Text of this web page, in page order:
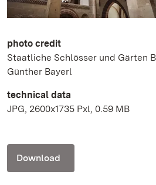
photo credit
Staatliche Schlösser und Gärten
Günther Bayerl
technical data
JPG, 2600x1735 Pxl, 0.59 MB
Download